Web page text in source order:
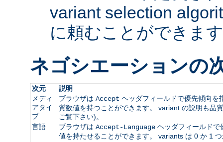
variant selection
に頼むことができま
ネゴシエーションの
次元
説明
メディ
アタイ
プ
ブラウザは Accept ヘッダフィールドで優先傾向を
質数値を持つことができます。 variant の説明も品
ご覧下さい)。
言語
ブラウザは Accept-Languageヘッダフィールドで
値を持たせることができます。 variants は 0 か 1